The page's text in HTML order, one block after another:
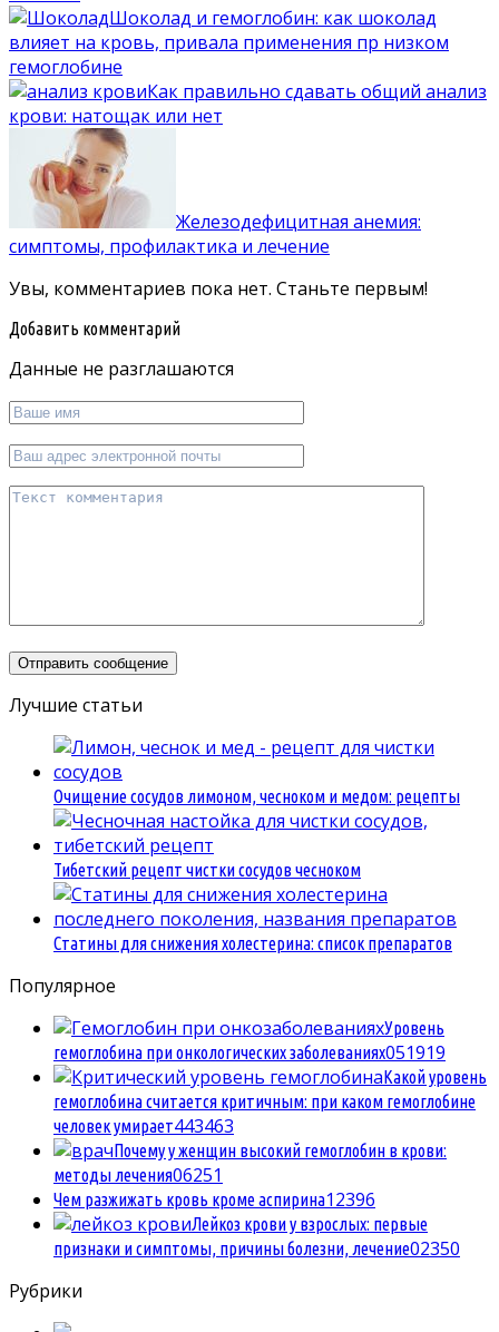
Шоколад и гемоглобин: как шоколад
влияет на кровь, привала применения пр низком
гемоглобине
Как правильно сдавать общий анализ
крови: натощак или нет
Железодефицитная анемия:
симптомы, профилактика и лечение
Увы, комментариев пока нет. Станьте первым!
Добавить комментарий
Данные не разглашаются
Лучшие статьи
Очищение сосудов лимоном, чесноком и медом: рецепты
Тибетский рецепт чистки сосудов чесноком
Статины для снижения холестерина: список препаратов
Популярное
Уровень
гемоглобина при онкологических заболеваниях051919
Какой уровень
гемоглобина считается критичным: при каком гемоглобине
человек умирает443463
Почему у женщин высокий гемоглобин в крови:
методы лечения06251
Чем разжижать кровь кроме аспирина12396
Лейкоз крови у взрослых: первые
признаки и симптомы, причины болезни, лечение02350
Рубрики